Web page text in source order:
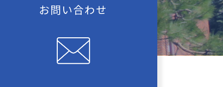
お問い合わせ